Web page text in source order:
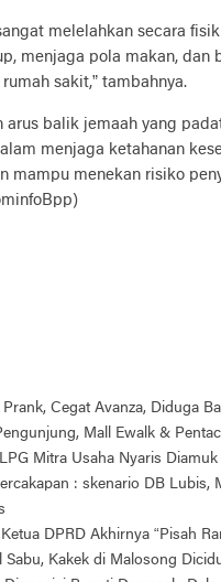
melelahkan secara
menjaga pola makan, dan
sakit,” tambahnya.
arus balik jemaah yang
menjaga ketahanan
mampu menekan risiko
Prank, Cegat Avanza, Diduga
Mall Ewalk &
Mitra Usaha Nyaris
: skenario DB
DPRD Akhirnya “Pisah
Sabu, Kakek di Malosong